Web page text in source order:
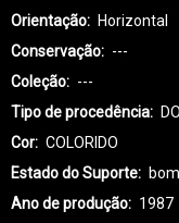
Orientação
Horizontal
Conservação
---
Coleção
---
Tipo de procedência
Cor
COLORIDO
Estado do Suporte
bom
Ano de produção
1987